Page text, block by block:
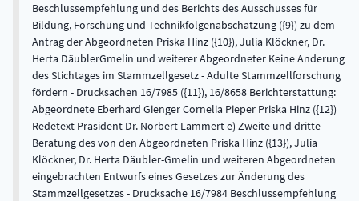
Beschlussempfehlung und des Berichts des Ausschusses für
Bildung, Forschung und Technikfolgenabschätzung ({9}) zu dem
Antrag der Abgeordneten Priska Hinz ({10}), Julia Klöckner, Dr.
Herta DäublerGmelin und weiterer Abgeordneter Keine Änderung
des Stichtages im Stammzellgesetz - Adulte Stammzellforschung
fördern - Drucksachen 16/7985 ({11}), 16/8658 Berichterstattung:
Abgeordnete Eberhard Gienger Cornelia Pieper Priska Hinz ({12})
Redetext Präsident Dr. Norbert Lammert e) Zweite und dritte
Beratung des von den Abgeordneten Priska Hinz ({13}), Julia
Klöckner, Dr. Herta Däubler-Gmelin und weiteren Abgeordneten
eingebrachten Entwurfs eines Gesetzes zur Änderung des
Stammzellgesetzes - Drucksache 16/7984 Beschlussempfehlung